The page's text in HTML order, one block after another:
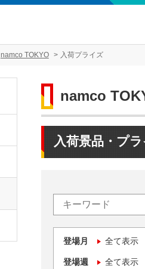
namco TOKYO 入荷プライズ
namco
入荷景品・プ
登場月 全て表示
登場週 全て表示